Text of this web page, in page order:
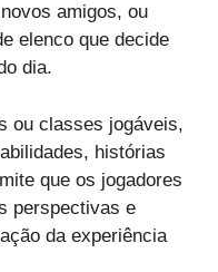
amigos, ou
elenco que decide
dia.
ou classes jogáveis,
histórias
que os jogadores
perspectivas e
da experiência